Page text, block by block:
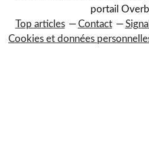
portail
Top articles
Contact
Cookies et données